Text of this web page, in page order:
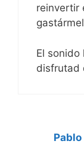
reinvertir
El
disfrutad